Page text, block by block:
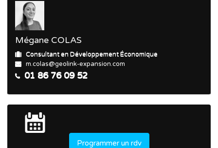
Mégane COLAS
Consultant en Développement Économique
m.colas@geolink-expansion.com
01 86 76 09 52
Programmer un rdv